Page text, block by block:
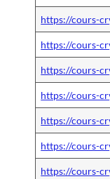
https://cours-
https://cours-
https://cours-
https://cours-
https://cours-
https://cours-
https://cours-